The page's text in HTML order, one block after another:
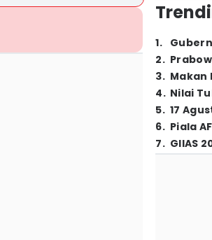
1.
2.
3. Makan
4. Nilai
5. 17
6. Piala
7. GIIAS